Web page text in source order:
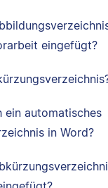
eingefügt?
ein automatisches
in Word?